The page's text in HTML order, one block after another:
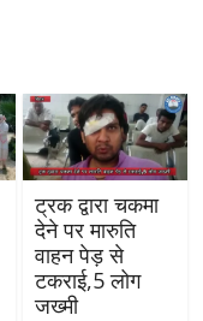
ट्रक द्वारा चकमा
देने पर मारुति
वाहन पेड़ से
टकराई,5 लोग
जख्मी